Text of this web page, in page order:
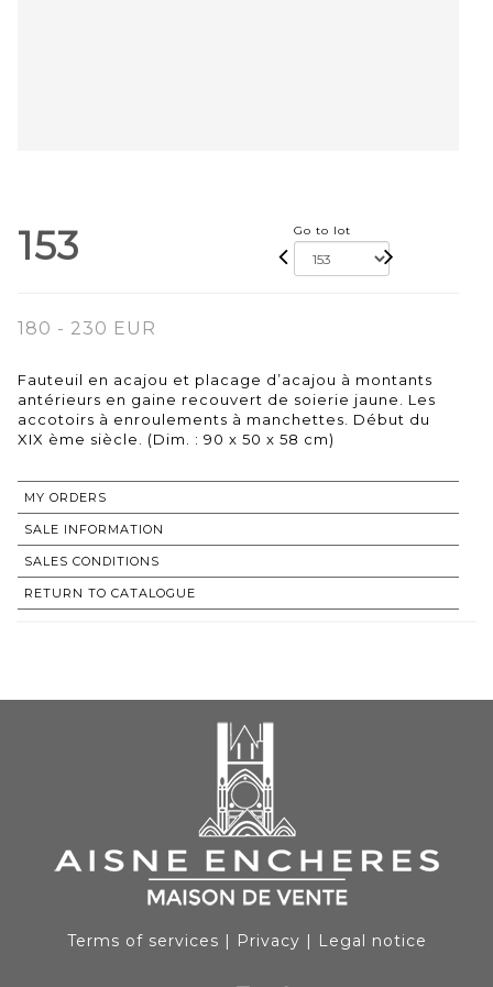
153 Go to lot
180 - 230 EUR
Fauteuil en acajou et placage d’acajou à montants
antérieurs en gaine recouvert de soierie jaune. Les
accotoirs à enroulements à manchettes. Début du
XIX ème siècle. (Dim. : 90 x 50 x 58 cm)
MY ORDERS
SALE INFORMATION
SALES CONDITIONS
RETURN TO CATALOGUE
Terms of services | Privacy | Legal notice